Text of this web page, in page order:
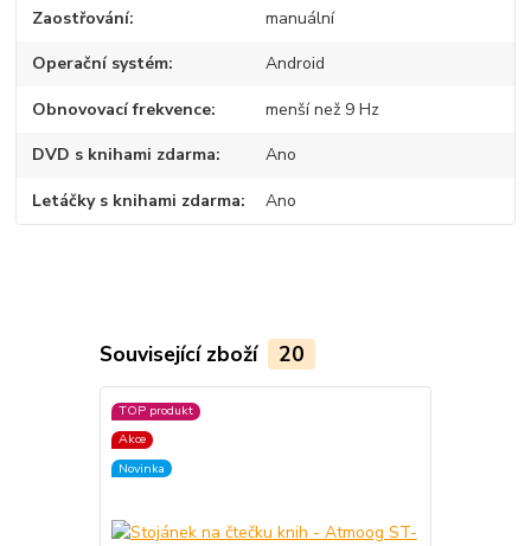
Zaostřování manuální
Operační systém Android
Obnovovací frekvence menší než 9 Hz
DVD s knihami zdarma Ano
Letáčky s knihami zdarma Ano
Související zboží 20
TOP produkt
Akce
Novinka